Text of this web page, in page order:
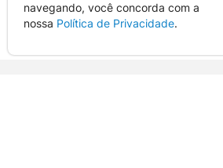
navegando, você concorda com a
nossa Política de Privacidade.